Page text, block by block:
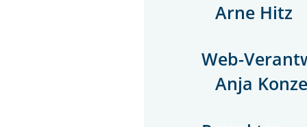
Arne Hitz
Web-
Anja